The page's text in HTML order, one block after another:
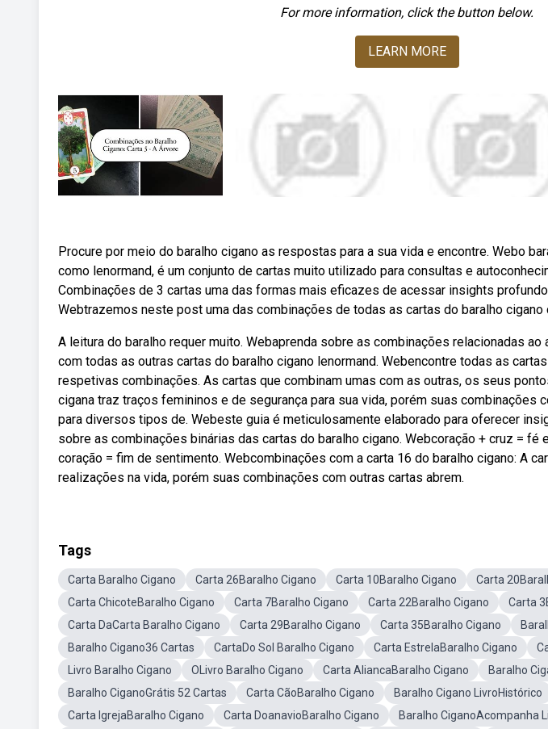
For more information, click the button below.
LEARN MORE
Procure por meio do baralho cigano as respostas para a sua vida e encontre. Webo
como lenormand, é um conjunto de cartas muito utilizado para consultas e
Combinações de 3 cartas uma das formas mais eficazes de acessar insights
Webtrazemos neste post uma das combinações de todas as cartas do baralho cigano
A leitura do baralho requer muito. Webaprenda sobre as combinações relacionadas
com todas as outras cartas do baralho cigano lenormand. Webencontre todas as
respetivas combinações. As cartas que combinam umas com as outras, os seus
cigana traz traços femininos e de segurança para sua vida, porém suas combinações
para diversos tipos de. Webeste guia é meticulosamente elaborado para oferecer
sobre as combinações binárias das cartas do baralho cigano. Webcoração + cruz = fé
coração = fim de sentimento. Webcombinações com a carta 16 do baralho cigano: A
realizações na vida, porém suas combinações com outras cartas abrem.
Tags
Carta Baralho Cigano Carta 26Baralho Cigano Carta 10Baralho Cigano
Carta
Carta ChicoteBaralho Cigano
Carta 7Baralho Cigano Carta 22Baralho Cigano
Carta
Carta DaCarta Baralho Cigano
Carta 29Baralho Cigano Carta 35Baralho Cigano
Baralho Cigano36 Cartas
CartaDo Sol Baralho Cigano Carta EstrelaBaralho Cigano
Livro Baralho Cigano
OLivro Baralho Cigano Carta AliancaBaralho Cigano
Baralho
Baralho CiganoGrátis 52 Cartas
Carta CãoBaralho Cigano Baralho Cigano LivroHistórico
Carta IgrejaBaralho Cigano
Carta DoanavioBaralho Cigano Baralho CiganoAcompanha